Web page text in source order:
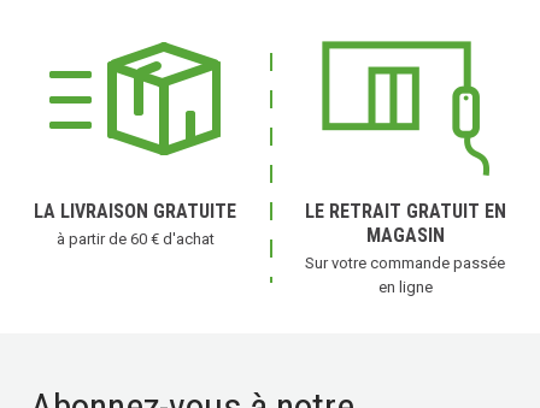
LA LIVRAISON GRATUITE
à partir de 60 € d'achat
LE RETRAIT GRATUIT EN
MAGASIN
Sur votre commande passée
en ligne